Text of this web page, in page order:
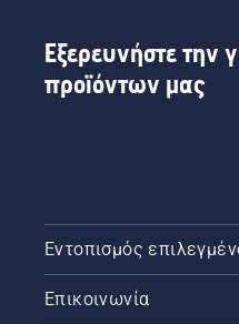
Εξερευνήστε την
προϊόντων μας
Εντοπισμός
Επικοινωνία